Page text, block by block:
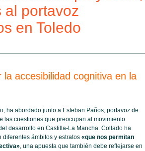
al portavoz
en Toledo
accesibilidad cognitiva en la
ha abordado junto a Esteban Paños, portavoz de
las cuestiones que preocupan al movimiento
desarrollo en Castilla-La Mancha. Collado ha
ámbitos y estratos «que nos permitan
, una apuesta que también debe reflejarse en